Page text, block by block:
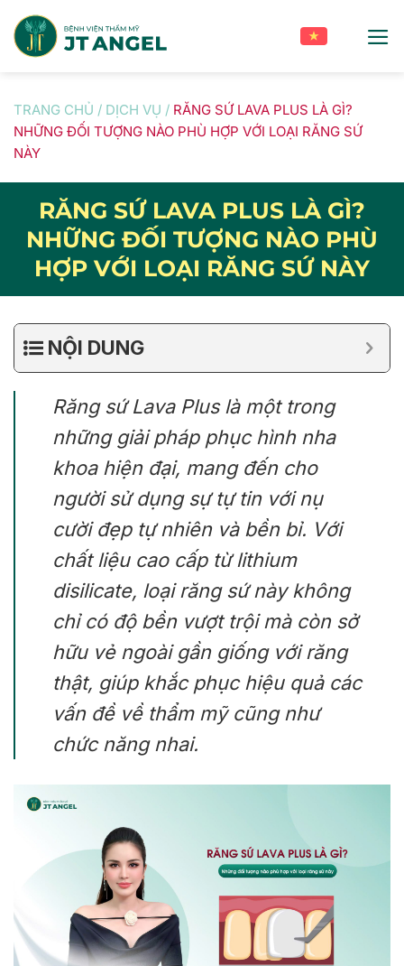
content
TRANG CHỦ / DỊCH VỤ / RĂNG SỨ LAVA PLUS LÀ GÌ?
NHỮNG ĐỐI TƯỢNG NÀO PHÙ HỢP VỚI LOẠI RĂNG SỨ
NÀY
RĂNG SỨ LAVA PLUS LÀ GÌ?
NHỮNG ĐỐI TƯỢNG NÀO PHÙ
HỢP VỚI LOẠI RĂNG SỨ NÀY
NỘI DUNG
Răng sứ Lava Plus là một trong
những giải pháp phục hình nha
khoa hiện đại, mang đến cho
người sử dụng sự tự tin với nụ
cười đẹp tự nhiên và bền bỉ. Với
chất liệu cao cấp từ lithium
disilicate, loại răng sứ này không
chỉ có độ bền vượt trội mà còn sở
hữu vẻ ngoài gần giống với răng
thật, giúp khắc phục hiệu quả các
vấn đề về thẩm mỹ cũng như
chức năng nhai.